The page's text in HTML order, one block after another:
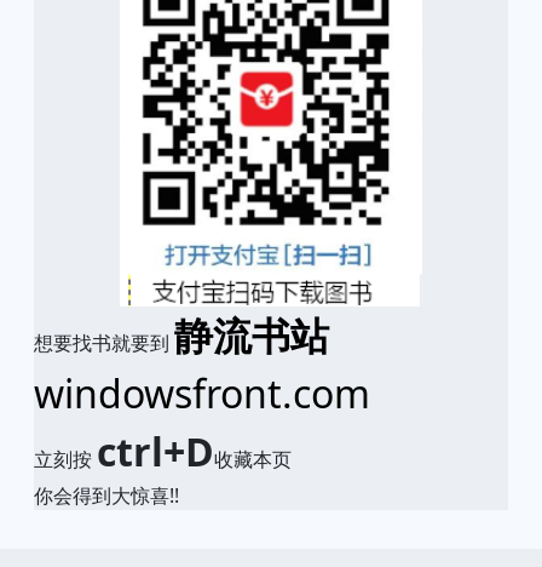
想要找书就要到 静流书站
windowsfront.com
立刻按 ctrl+D收藏本页
你会得到大惊喜!!